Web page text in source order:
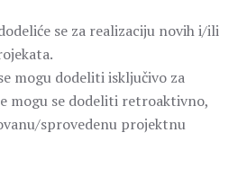
se za realizaciju novih i/ili
mogu dodeliti isključivo za
mogu se dodeliti retroaktivno,
sprovedenu projektnu